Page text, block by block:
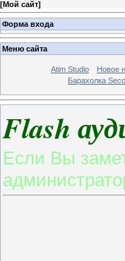
[Мой сайт]
Форма входа
Меню сайта
Atim Studio Новое
Барахолка
Flash
Если Вы